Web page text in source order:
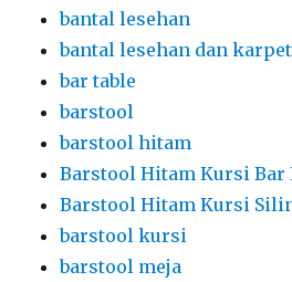
bantal lesehan
bantal lesehan dan karpet
bar table
barstool
barstool hitam
Barstool Hitam Kursi Bar
Barstool Hitam Kursi
barstool kursi
barstool meja